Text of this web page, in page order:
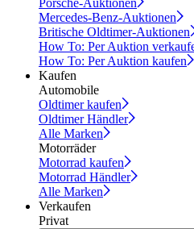
Porsche-Auktionen
Mercedes-Benz-Auktionen
Britische Oldtimer-Auktionen
How To: Per Auktion
How To: Per Auktion kaufen
Kaufen
Automobile
Oldtimer kaufen
Oldtimer Händler
Alle Marken
Motorräder
Motorrad kaufen
Motorrad Händler
Alle Marken
Verkaufen
Privat